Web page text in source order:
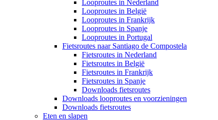
Looproutes in Nederland
Looproutes in België
Looproutes in Frankrijk
Looproutes in Spanje
Looproutes in Portugal
Fietsroutes naar Santiago de Compostela
Fietsroutes in Nederland
Fietsroutes in België
Fietsroutes in Frankrijk
Fietsroutes in Spanje
Downloads fietsroutes
Downloads looproutes en voorzieningen
Downloads fietsroutes
Eten en slapen